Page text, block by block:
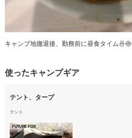
キャンプ地撤退後、勤務前に昼食タイム🍜🍥
使ったキャンプギア
テント、タープ
テント
FUTURE FOX